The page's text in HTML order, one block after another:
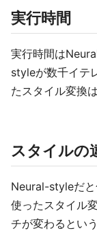
実行時間
実行時間は
styleが数千イテ
たスタイル変換
スタイルの
Neural-styleだと
使ったスタイル
チが変わるとい